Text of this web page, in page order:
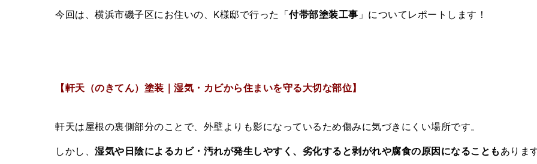
今回は、横浜市磯子区にお住いの、K様邸で行った「付帯部塗装工事 」についてレポートします！
【軒天（のきてん）塗装｜湿気・カビから住まいを守る大切な部位】
軒天は屋根の裏側部分のことで、外壁よりも影になっているため傷みに気づきにくい場所です。
しかし、 湿気や日陰によるカビ・汚れが発生しやすく、劣化すると剥がれや腐食の原因になることも ありま